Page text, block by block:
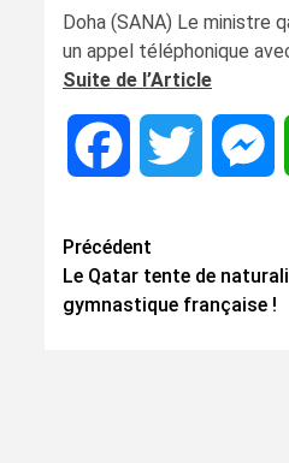
Doha (SANA) Le ministre
un appel téléphonique
Suite de l’Article
Facebook Twitter
Navigation
d’article
Précédent
Le Qatar tente de
gymnastique française !